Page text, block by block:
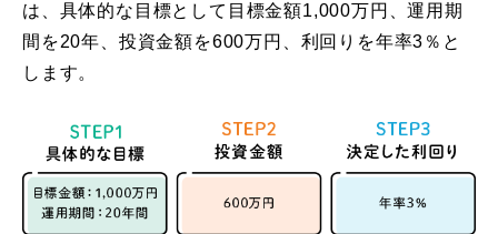
は、具体的な目標として目標金額1,000万円、運用期
間を20年、投資金額を600万円、利回りを年率3％と
します。